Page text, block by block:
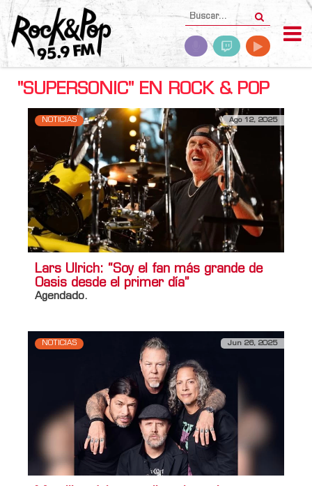
"SUPERSONIC" EN ROCK & POP
NOTICIAS Ago 12, 2025
Lars Ulrich: “Soy el fan más grande de
Oasis desde el primer día”
Agendado.
NOTICIAS Jun 26, 2025